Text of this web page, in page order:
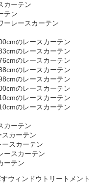
カーテン
テン
ーレースカーテン
のレースカーテン
のレースカーテン
のレースカーテン
のレースカーテン
のレースカーテン
のレースカーテン
のレースカーテン
のレースカーテン
カーテン
カーテン
スカーテン
ースカーテン
ーテン
ウィンドウトリートメント